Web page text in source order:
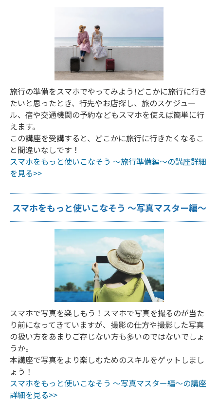
旅行の準備をスマホでやってみよう!どこかに旅行に行き
たいと思ったとき、行先やお店探し、旅のスケジュー
ル、宿や交通機関の予約などもスマホを使えば簡単に行
えます。
この講座を受講すると、どこかに旅行に行きたくなるこ
と間違いなしです！
スマホをもっと使いこなそう ～旅行準備編～の講座詳細
を見る>>
スマホをもっと使いこなそう ～写真マスター編～
スマホで写真を楽しもう！スマホで写真を撮るのが当た
り前になってきていますが、撮影の仕方や撮影した写真
の扱い方をあまりご存じない方も多いのではないでしょ
うか。
本講座で写真をより楽しむためのスキルをゲットしまし
ょう！
スマホをもっと使いこなそう ～写真マスター編～の講座
詳細を見る>>